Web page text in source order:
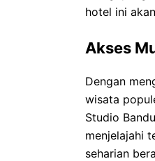
hotel ini
Akses
Dengan
wisata
Studio
menjelajahi
seharian